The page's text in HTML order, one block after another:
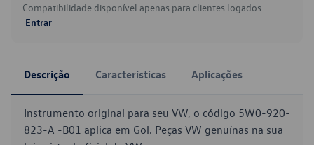
Compatibilidade disponível apenas para clientes logados.
Entrar
Descrição Características Aplicações
Instrumento original para seu VW, o código 5W0-920-
823-A -B01 aplica em Gol. Peças VW genuínas na sua